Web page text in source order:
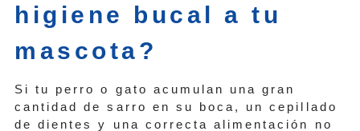
higiene bucal a tu
mascota?
Si tu perro o gato acumulan una gran
cantidad de sarro en su boca, un cepillado
de dientes y una correcta alimentación no